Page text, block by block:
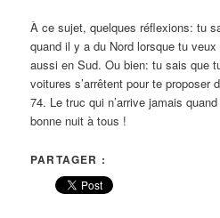
À ce sujet, quelques réflexions: tu
quand il y a du Nord lorsque tu
aussi en Sud. Ou bien: tu sais que
voitures s’arrêtent pour te proposer
74. Le truc qui n’arrive jamais
bonne nuit à tous !
PARTAGER :